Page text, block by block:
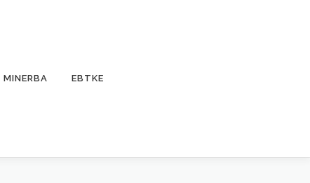
MINERBA EBTKE